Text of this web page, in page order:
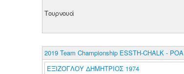
Τουρνουά
2019 Team Championship ESSTH-CHALK - POA
ΕΞΙΖΟΓΛΟΥ ΔΗΜΗΤΡΙΟΣ 1974